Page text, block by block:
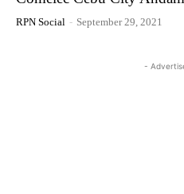
RPN Social - September 29, 2021
-